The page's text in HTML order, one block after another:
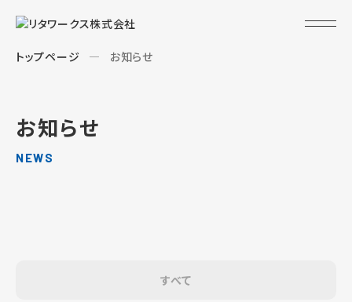
トップページ お知らせ
お知らせ
NEWS
すべて